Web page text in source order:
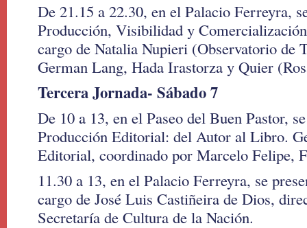
De 21.15 a 22.30, en el Palacio Ferreyra,
Producción, Visibilidad y
cargo de Natalia Nupieri (Observatorio de
German Lang, Hada Irastorza y Quier
Tercera Jornada- Sábado 7
De 10 a 13, en el Paseo del Buen Pastor,
Producción Editorial: del Autor al Libro.
Editorial, coordinado por Marcelo Felipe,
11.30 a 13, en el Palacio Ferreyra, se
cargo de José Luis Castiñeira de Dios,
Secretaría de Cultura de la Nación.